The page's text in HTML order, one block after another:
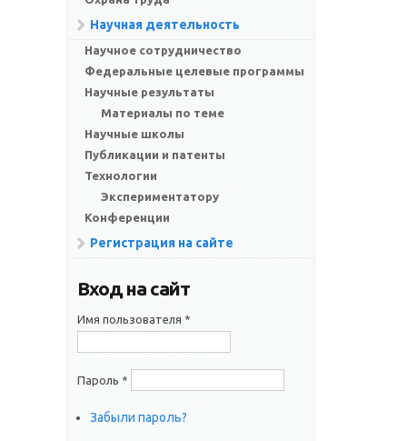
Научная деятельность
Научное сотрудничество
Федеральные целевые программы
Научные результаты
Материалы по теме
Научные школы
Публикации и патенты
Технологии
Экспериментатору
Конференции
Регистрация на сайте
Вход на сайт
Имя пользователя *
Пароль *
Забыли пароль?